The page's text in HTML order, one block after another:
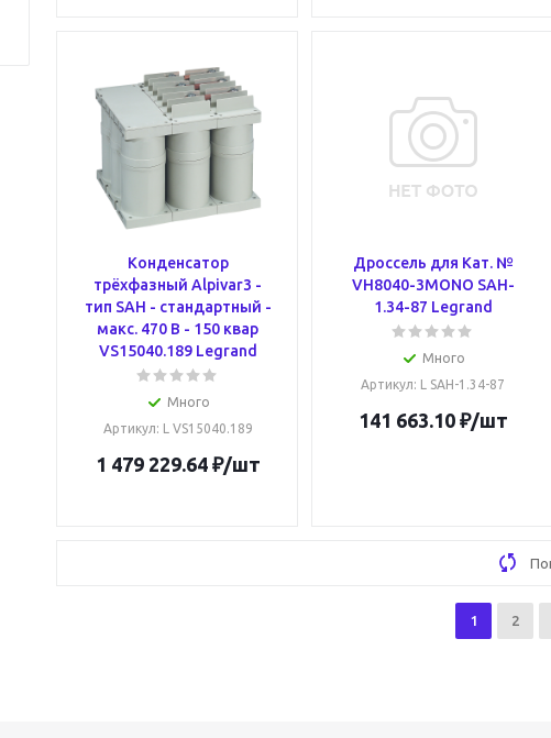
Конденсатор
трёхфазный Alpivar3 -
тип SAH - стандартный -
макс. 470 В - 150 квар
VS15040.189 Legrand
Много
Артикул: L VS15040.189
1 479 229.64₽/шт
Дроссель для Кат. №
VH8040-3MONO SAH-
1.34-87 Legrand
Много
Артикул: L SAH-1.34-87
141 663.10₽/шт
1 2